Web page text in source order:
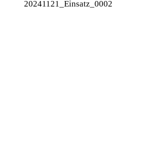
20241121_Einsatz_0002